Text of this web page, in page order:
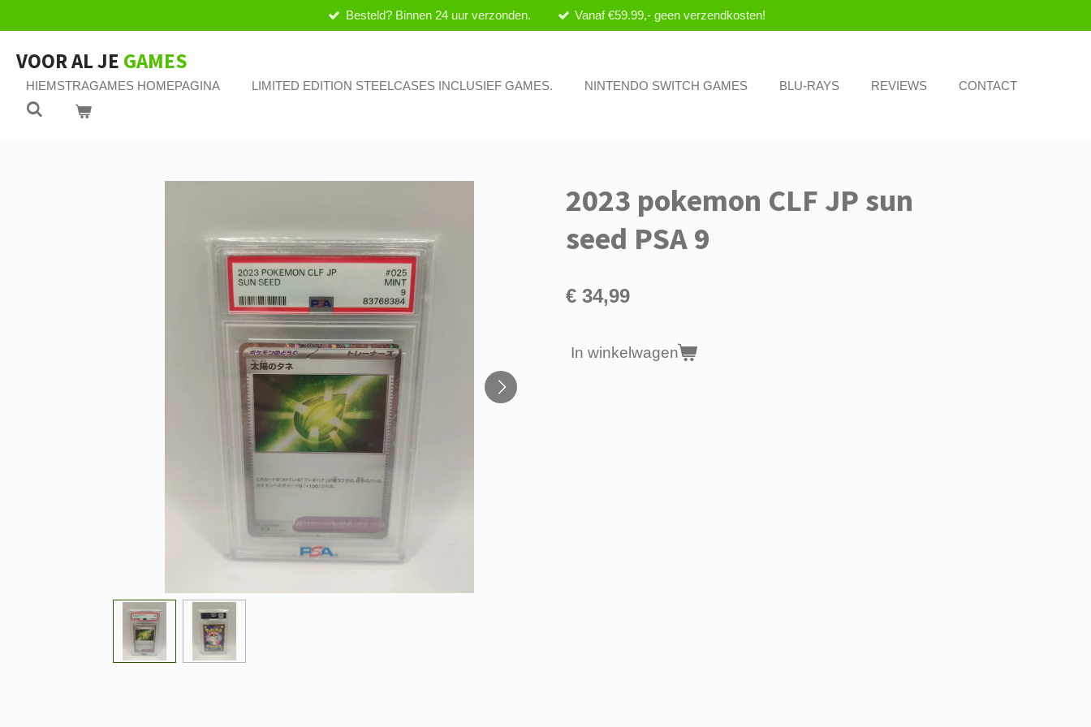
direct
naar
de
hoofdinhoud
Besteld? Binnen 24 uur verzonden. Vanaf €59.99,- geen verzendkosten!
VOOR AL JE GAMES
HIEMSTRAGAMES HOMEPAGINA LIMITED EDITION STEELCASES INCLUSIEF GAMES. NINTENDO SWITCH GAMES BLU-RAYS REVIEWS CONTACT
2023 pokemon CLF JP sun
seed PSA 9
€ 34,99
In winkelwagen